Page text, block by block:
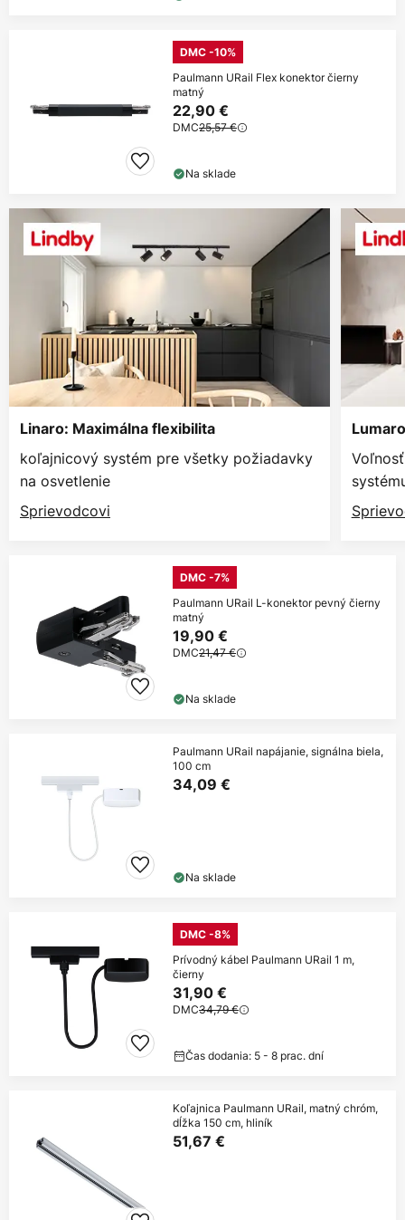
DMC -10%
Paulmann URail Flex konektor čierny
matný
22,90 €
DMC25,57 €
Na sklade
Linaro: Maximálna flexibilita
koľajnicový systém pre všetky požiadavky
na osvetlenie
Sprievodcovi
DMC -7%
Paulmann URail L-konektor pevný čierny
matný
19,90 €
DMC21,47 €
Na sklade
Paulmann URail napájanie, signálna biela,
100 cm
34,09 €
Na sklade
DMC -8%
Prívodný kábel Paulmann URail 1 m,
čierny
31,90 €
DMC34,79 €
Čas dodania: 5 - 8 prac. dní
Koľajnica Paulmann URail, matný chróm,
dĺžka 150 cm, hliník
51,67 €